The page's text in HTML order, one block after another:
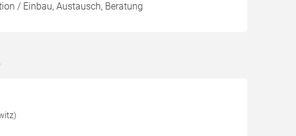
/ Einbau, Austausch, Beratung